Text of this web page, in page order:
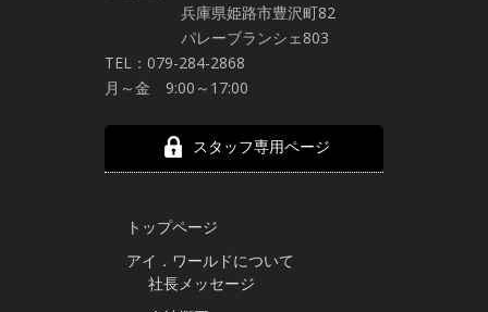
兵庫県姫路市豊沢町82
パレーブランシェ803
TEL：079-284-2868
月～金 9:00～17:00
スタッフ専用ページ
トップページ
アイ．ワールドについて
社長メッセージ